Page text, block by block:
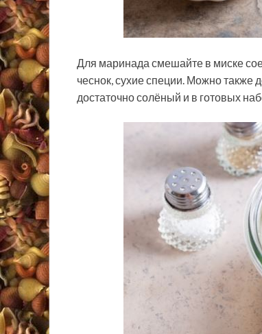
Для маринада смешайте в миске
чеснок, сухие специи. Можно также
достаточно солёный и в готовых